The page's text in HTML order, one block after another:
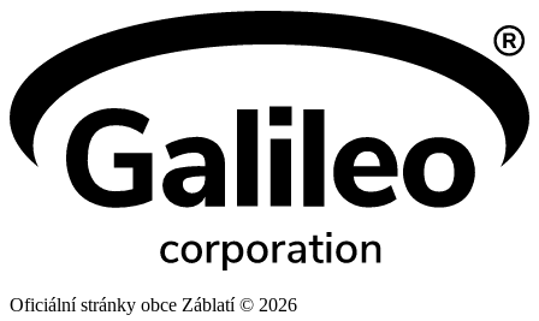
Oficiální stránky obce Záblatí © 2026